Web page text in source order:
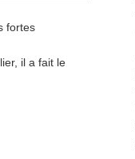
fortes
il a fait le